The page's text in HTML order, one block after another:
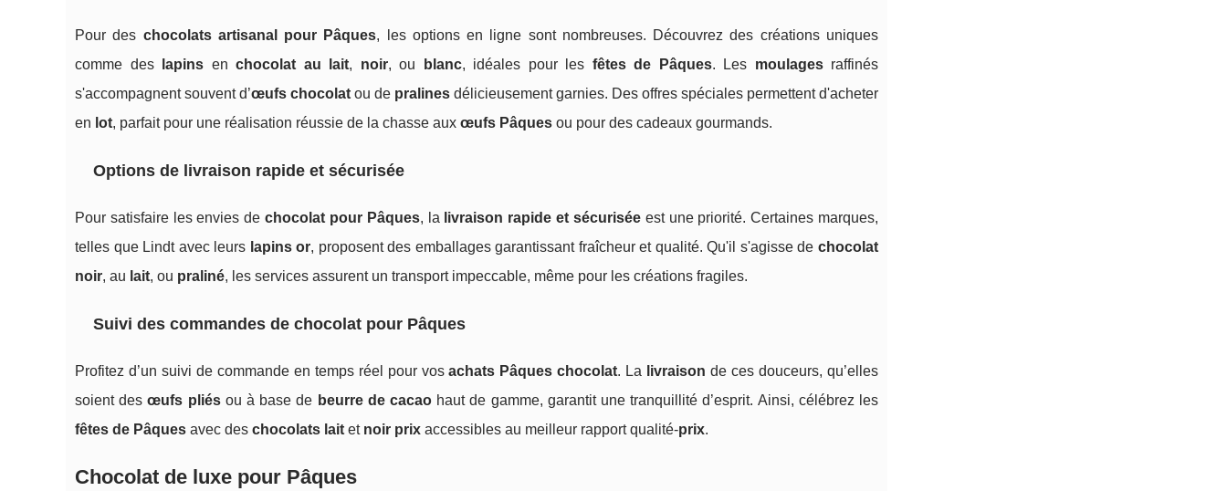
Pour des chocolats artisanal pour Pâques, les options en ligne sont nombreuses. Découvrez des créations uniques
comme des
lapins en chocolat au lait, noir, ou blanc, idéales pour les fêtes de Pâques. Les moulagesraffinés
s'accompagnent souvent d’œufs chocolat ou de pralines délicieusement garnies. Des offres spéciales permettent d'acheter
en lot, parfait pour une réalisation réussie de la chasse aux œufs Pâques ou pour des cadeaux gourmands.
Options de livraison rapide et sécurisée
Pour satisfaire les envies dechocolat pour Pâques, la livraison rapide et sécuriséeest une priorité. Certaines marques,
telles que Lindt avec leurs lapins or, proposent des emballages garantissant fraîcheur et qualité. Qu'il s'agisse dechocolat
noir, au lait, ou praliné, les services assurent un transport impeccable, même pour les créations fragiles.
Suivi des commandes de chocolat pour Pâques
Profitez d’un suivi de commande en temps réel pour vosachats Pâques chocolat. La livraison de ces douceurs, qu’elles
soient desœufs pliésou à base de beurre de cacao haut de gamme, garantit une tranquillité d’esprit. Ainsi, célébrez les
fêtes de Pâques avec des chocolats lait et noir prix accessibles au meilleur rapport qualité-prix.
Chocolat de luxe pour Pâques